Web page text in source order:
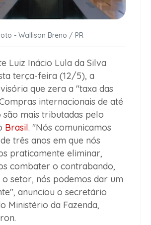
- Wallison Breno / PR
Luiz Inácio Lula da Silva
terça-feira (12/5), a
que zera a "taxa das
internacionais de até
são mais tributadas pelo
Brasil. "Nós comunicamos
três anos em que nós
praticamente eliminar,
combater o contrabando,
setor, nós podemos dar um
anunciou o secretário
Ministério da Fazenda,